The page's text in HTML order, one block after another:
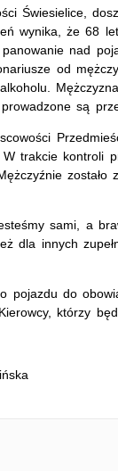
Świesielice,
wynika, że 68
nad
od
są
trakcie kontroli
sami, a
dla innych
pojazdu do
którzy